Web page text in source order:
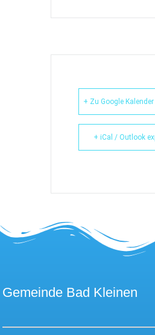
+ Zu Google
+ iCal / Outlook
Gemeinde Bad Kleinen